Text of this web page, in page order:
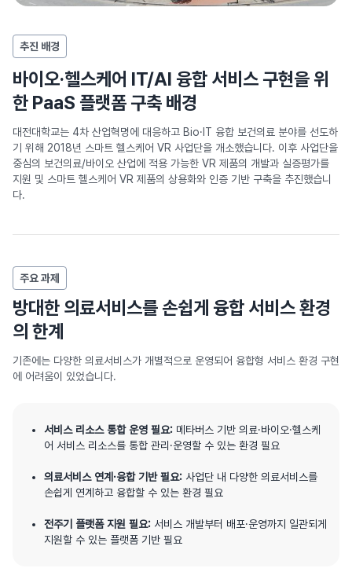
추진 배경
바이오·헬스케어 IT/AI 융합 서비스 구현을 위
한 PaaS 플랫폼 구축 배경
대전대학교는 4차 산업혁명에 대응하고 Bio·IT 융합 보건의료 분야를 선도하
기 위해 2018년 스마트 헬스케어 VR 사업단을 개소했습니다. 이후 사업단을
중심의 보건의료/바이오 산업에 적용 가능한 VR 제품의 개발과 실증평가를
지원 및 스마트 헬스케어 VR 제품의 상용화와 인증 기반 구축을 추진했습니
다.
주요 과제
방대한 의료서비스를 손쉽게 융합 서비스 환경
의 한계
기존에는 다양한 의료서비스가 개별적으로 운영되어 융합형 서비스 환경 구현
에 어려움이 있었습니다.
서비스 리소스 통합 운영 필요: 메타버스 기반 의료·바이오·헬스케
어 서비스 리소스를 통합 관리·운영할 수 있는 환경 필요
의료서비스 연계·융합 기반 필요: 사업단 내 다양한 의료서비스를
손쉽게 연계하고 융합할 수 있는 환경 필요
전주기 플랫폼 지원 필요: 서비스 개발부터 배포·운영까지 일관되게
지원할 수 있는 플랫폼 기반 필요